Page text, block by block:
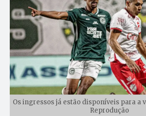
Os ingressos já estão disponíveis para a
Reprodução